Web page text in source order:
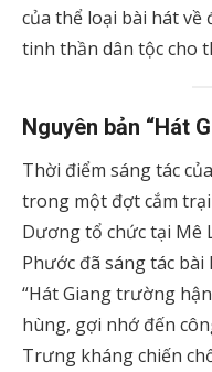
của thể loại bài hát về
tinh thần dân tộc cho
Nguyên bản “Hát
Thời điểm sáng tác
trong một đợt cắm
Dương tổ chức tại Mê
Phước đã sáng tác
“Hát Giang trường
hùng, gợi nhớ đến
Trưng kháng chiến